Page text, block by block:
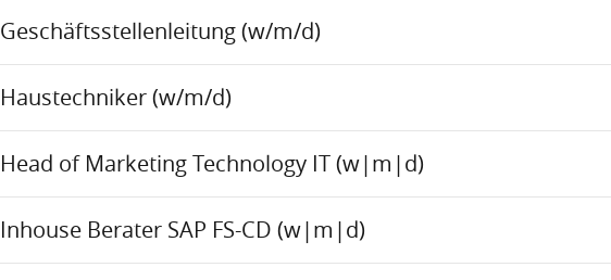
Geschäftsstellenleitung (w/m/d)
Haustechniker (w/m/d)
Head of Marketing Technology IT (w|m|d)
Inhouse Berater SAP FS-CD (w|m|d)